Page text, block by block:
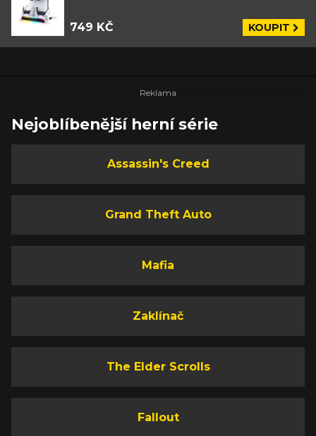
749 KČ KOUPIT
Nejoblíbenější herní série
Assassin's Creed
Grand Theft Auto
Mafia
Zaklínač
The Elder Scrolls
Fallout